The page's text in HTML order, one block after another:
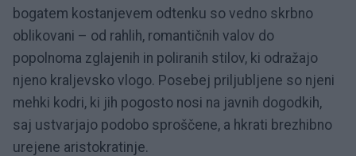
bogatem kostanjevem odtenku so vedno skrbno
oblikovani – od rahlih, romantičnih valov do
popolnoma zglajenih in poliranih stilov, ki odražajo
njeno kraljevsko vlogo. Posebej priljubljene so njeni
mehki kodri, ki jih pogosto nosi na javnih dogodkih,
saj ustvarjajo podobo sproščene, a hkrati brezhibno
urejene aristokratinje.